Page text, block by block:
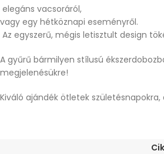
elegáns vacsoráról,
vagy egy hétköznapi eseményről.
Az egyszerű, mégis letisztult design
A gyűrű bármilyen stílusú
megjelenésükre!
Kiváló ajándék ötletek